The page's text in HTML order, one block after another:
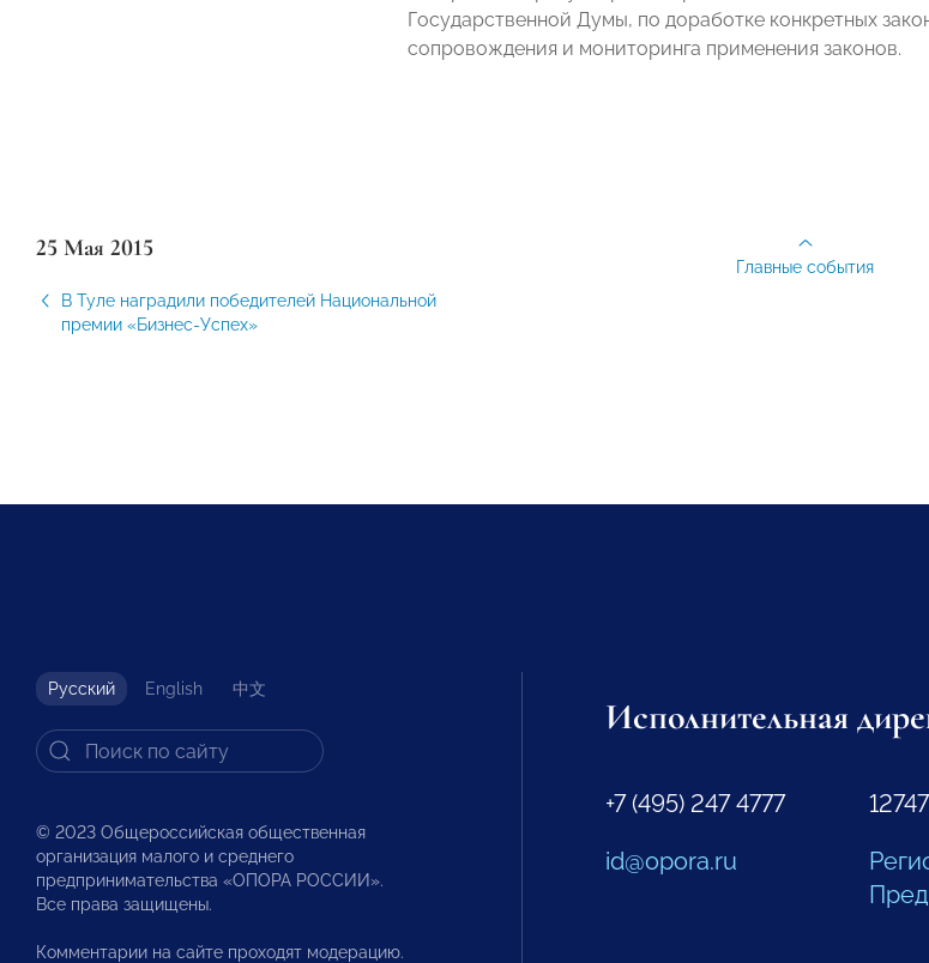
Государственной Думы, по доработке конкретных
сопровождения и мониторинга применения законов.
25 Мая 2015
В Туле наградили победителей Национальной
премии «Бизнес-Успех»
Главные события
Русский English 中文
© 2023 Общероссийская общественная
организация малого и среднего
предпринимательства «ОПОРА РОССИИ».
Все права защищены.
Комментарии на сайте проходят модерацию.
Исполнительная
+7 (495) 247 4777
id@opora.ru